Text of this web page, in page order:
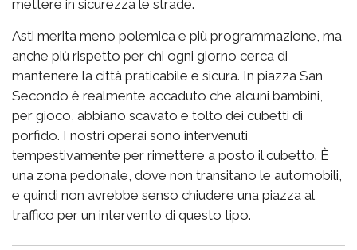
mettere in sicurezza le strade.
Asti merita meno polemica e più programmazione, ma
anche più rispetto per chi ogni giorno cerca di
mantenere la città praticabile e sicura. In piazza San
Secondo è realmente accaduto che alcuni bambini,
per gioco, abbiano scavato e tolto dei cubetti di
porfido. I nostri operai sono intervenuti
tempestivamente per rimettere a posto il cubetto. È
una zona pedonale, dove non transitano le automobili,
e quindi non avrebbe senso chiudere una piazza al
traffico per un intervento di questo tipo.